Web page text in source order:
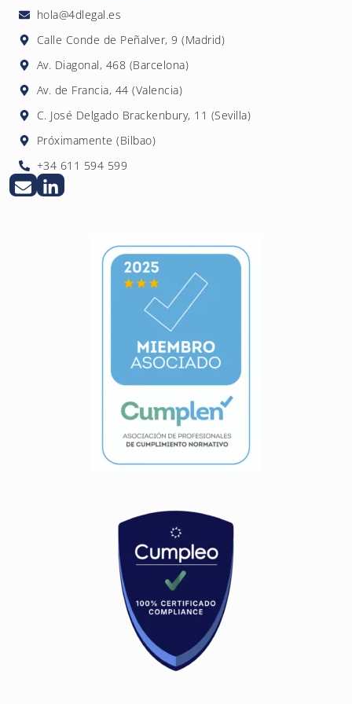
respectivamente.
acuse de recibo. La investigación interna
inocencia del denunciado.
hola@4dlegal.es
Calle Conde de Peñalver, 9 (Madrid)
Av. Diagonal, 468 (Barcelona)
Av. de Francia, 44 (Valencia)
C. José Delgado Brackenbury, 11 (Sevilla)
Próximamente (Bilbao)
+34 611 594 599